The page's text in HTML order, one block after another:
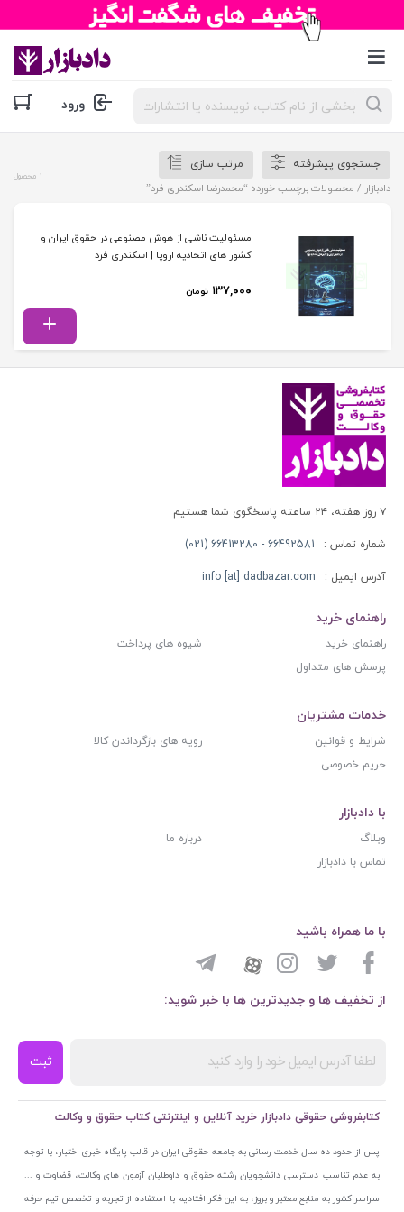
جستجوی
محصولات ورود
جستجوی پیشرفته
مرتب سازی
دادبازار / محصولات برچسب خورده “محمدرضا اسکندری فرد”
1 محصول
مسئولیت ناشی از هوش مصنوعی در حقوق ایران و
کشور های اتحادیه اروپا | اسکندری فرد
۱۳۷,۰۰۰ تومان
۷ روز هفته، ۲۴ ساعته پاسخگوی شما هستیم
شماره تماس : 66492581 - 66413280 (021)
آدرس ایمیل : info [at] dadbazar.com
راهنمای خرید
راهنمای خرید
شیوه های پرداخت
پرسش های متداول
خدمات مشتریان
شرایط و قوانین
رویه های بازگرداندن کالا
حریم خصوصی
با دادبازار
وبلاگ
درباره ما
تماس با دادبازار
از تخفیف ها و جدیدترین ها با خبر شوید:
ثبت
با ما همراه باشید
کتابفروشی حقوقی دادبازار خرید آنلاین و اینترنتی کتاب حقوق و وکالت
پس از حدود ده سال خدمت رسانی به جامعه حقوقی ایران در قالب پایگاه خبری اختبار، با توجه
به عدم تناسب دسترسی دانشجویان رشته حقوق و داوطلبان آزمون های وکالت، قضاوت و ...
سراسر کشور به منابع معتبر و بروز، به این فکر افتادیم با استفاده از تجربه و تخصص تیم حرفه